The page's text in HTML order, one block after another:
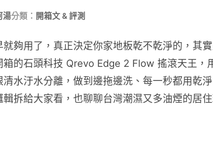
湯分類： 開箱文 & 評測
夠用了，真正決定你家地板乾不乾淨的，其
箱的石頭科技 Qrevo Edge 2 Flow 搖滾天王，
水汙水分離，做到邊拖邊洗、每一秒都用乾
拆給大家看，也聊聊台灣潮濕又多油煙的居